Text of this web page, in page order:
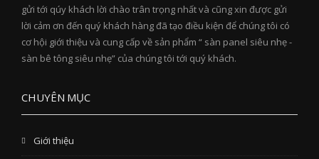
gửi tới qúy khách lời chào trân trọng nhất và cũng xin được gửi
lời cảm ơn đến quý khách hàng đã tạo điều kiện để chúng tôi có
cơ hội giới thiệu và cung cấp về sản phẩm “ sàn panel siêu nhẹ -
sàn bê tông siêu nhẹ” của chúng tôi tới quý khách.
CHUYÊN MỤC
Giới thiệu